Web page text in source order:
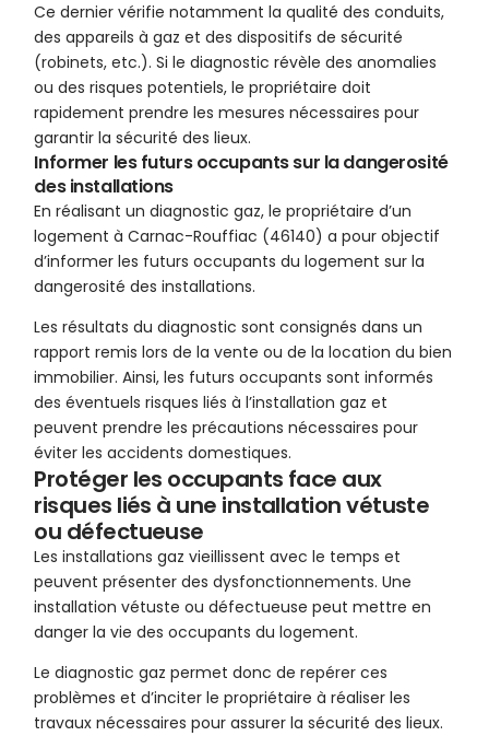
Ce dernier vérifie notamment la qualité des conduits,
des appareils à gaz et des dispositifs de sécurité
(robinets, etc.). Si le diagnostic révèle des anomalies
ou des risques potentiels, le propriétaire doit
rapidement prendre les mesures nécessaires pour
garantir la sécurité des lieux.
Informer les futurs occupants sur la dangerosité
des installations
En réalisant un diagnostic gaz, le propriétaire d’un
logement à Carnac-Rouffiac (46140) a pour objectif
d’informer les futurs occupants du logement sur la
dangerosité des installations.
Les résultats du diagnostic sont consignés dans un
rapport remis lors de la vente ou de la location du bien
immobilier. Ainsi, les futurs occupants sont informés
des éventuels risques liés à l’installation gaz et
peuvent prendre les précautions nécessaires pour
éviter les accidents domestiques.
Protéger les occupants face aux
risques liés à une installation vétuste
ou défectueuse
Les installations gaz vieillissent avec le temps et
peuvent présenter des dysfonctionnements. Une
installation vétuste ou défectueuse peut mettre en
danger la vie des occupants du logement.
Le diagnostic gaz permet donc de repérer ces
problèmes et d’inciter le propriétaire à réaliser les
travaux nécessaires pour assurer la sécurité des lieux.